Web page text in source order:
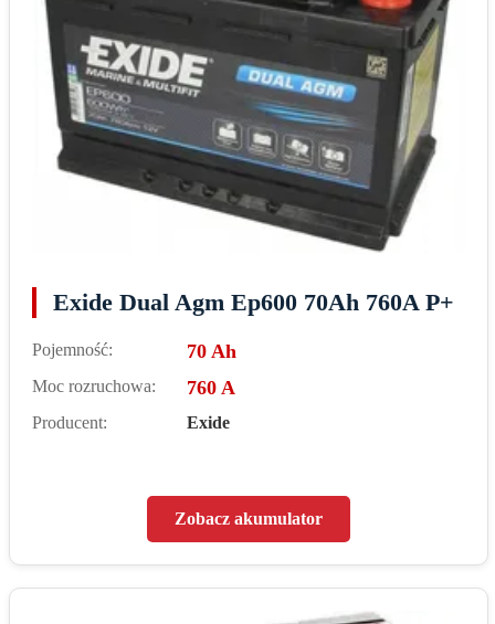
Exide Dual Agm Ep600 70Ah 760A P+
Pojemność: 70 Ah
Moc rozruchowa: 760 A
Producent: Exide
Zobacz akumulator